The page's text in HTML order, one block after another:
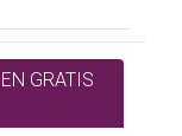
GRATIS